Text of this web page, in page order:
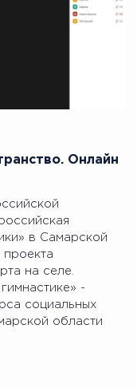
Онлайн
в Самарской
на селе.
-
социальных
области